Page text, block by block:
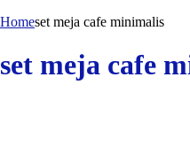
Homeset meja cafe minimalis
set meja cafe